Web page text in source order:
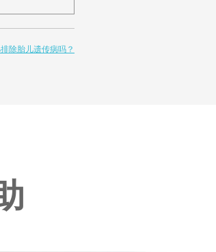
除胎儿遗传病吗？